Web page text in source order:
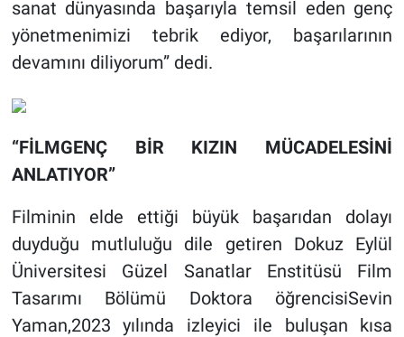
sanat dünyasında başarıyla temsil eden genç
yönetmenimizi tebrik ediyor, başarılarının
devamını diliyorum” dedi.
“FİLMGENÇ BİR KIZIN MÜCADELESİNİ
ANLATIYOR”
Filminin elde ettiği büyük başarıdan dolayı
duyduğu mutluluğu dile getiren Dokuz Eylül
Üniversitesi Güzel Sanatlar Enstitüsü Film
Tasarımı Bölümü Doktora öğrencisiSevin
Yaman,2023 yılında izleyici ile buluşan kısa